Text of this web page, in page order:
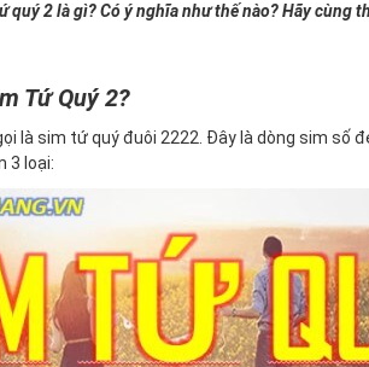
quý 2 là gì? Có ý nghĩa như thế nào? Hãy cùng
Tứ Quý 2?
là sim tứ quý đuôi 2222. Đây là dòng sim số
3 loại: